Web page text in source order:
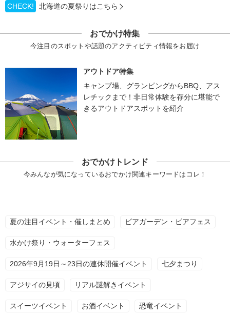
CHECK! 北海道の夏祭りはこちら
おでかけ特集
今注目のスポットや話題のアクティビティ情報をお届け
アウトドア特集
キャンプ場、グランピングからBBQ、アス
レチックまで！非日常体験を存分に堪能で
きるアウトドアスポットを紹介
おでかけトレンド
今みんなが気になっているおでかけ関連キーワードはコレ！
夏の注目イベント・催しまとめ ビアガーデン・ビアフェス
水かけ祭り・ウォーターフェス
2026年9月19日～23日の連休開催イベント 七夕まつり
アジサイの見頃 リアル謎解きイベント
スイーツイベント お酒イベント 恐竜イベント